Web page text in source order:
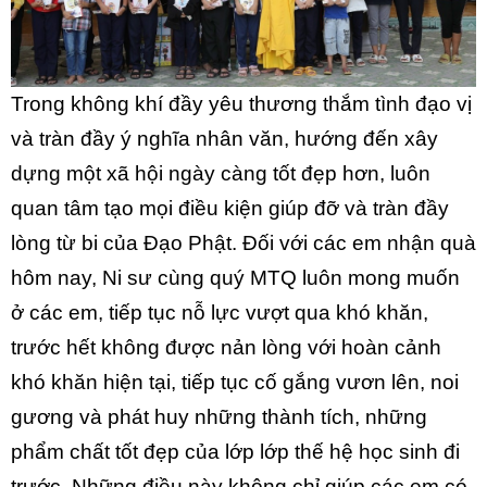
Trong không khí đầy yêu thương thắm tình đạo vị
và tràn đầy ý nghĩa nhân văn, hướng đến xây
dựng một xã hội ngày càng tốt đẹp hơn, luôn
quan tâm tạo mọi điều kiện giúp đỡ và tràn đầy
lòng từ bi của Đạo Phật. Đối với các em nhận quà
hôm nay, Ni sư cùng quý MTQ luôn mong muốn
ở các em, tiếp tục nỗ lực vượt qua khó khăn,
trước hết không được nản lòng với hoàn cảnh
khó khăn hiện tại, tiếp tục cố gắng vươn lên, noi
gương và phát huy những thành tích, những
phẩm chất tốt đẹp của lớp lớp thế hệ học sinh đi